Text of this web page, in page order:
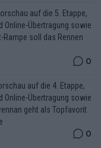
auf die 5. Etappe,
Online-Übertragung sowie
soll das Rennen
0
auf die 4. Etappe,
Online-Übertragung sowie
geht als Topfavorit
0